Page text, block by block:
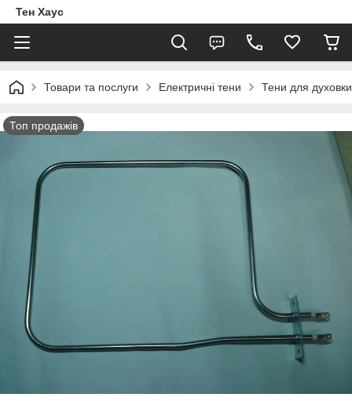
Тен Хаус
Товари та послуги Електричні тени Тени для духовки
Топ продажів